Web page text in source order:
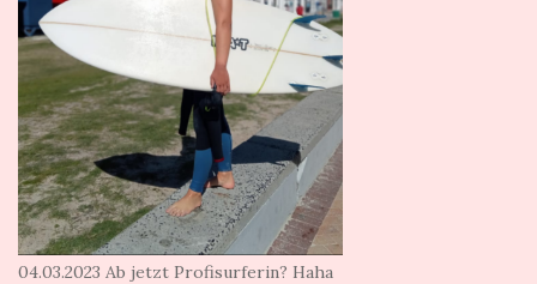
04.03.2023 Ab jetzt Profisurferin? Haha